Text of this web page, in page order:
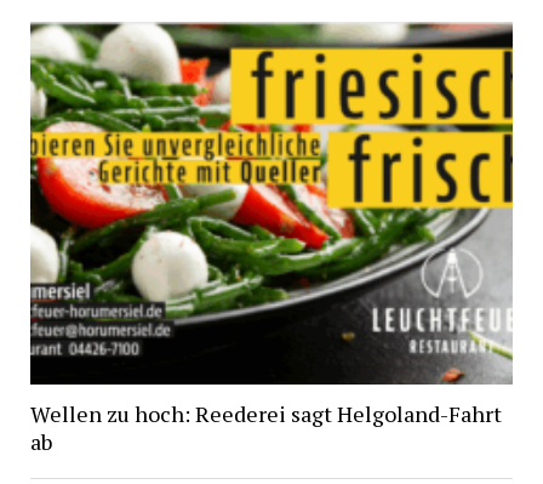
Wellen zu hoch: Reederei sagt Helgoland-Fahrt
ab